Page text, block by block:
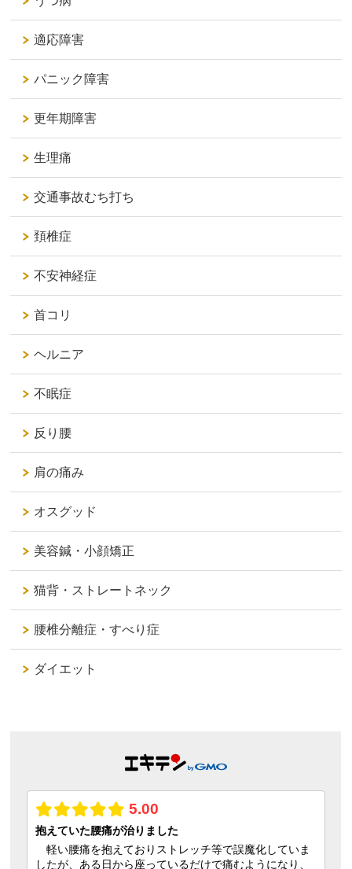
適応障害
パニック障害
更年期障害
生理痛
交通事故むち打ち
頚椎症
不安神経症
首コリ
ヘルニア
不眠症
反り腰
肩の痛み
オスグッド
美容鍼・小顔矯正
猫背・ストレートネック
腰椎分離症・すべり症
ダイエット